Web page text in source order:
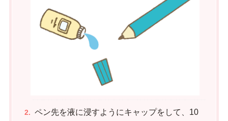
ペン先を液に浸すようにキャップをして、10